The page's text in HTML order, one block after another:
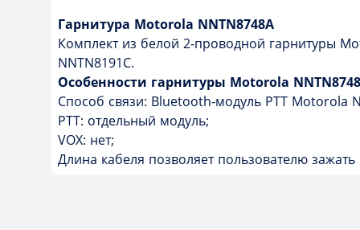
Гарнитура Motorola NNTN8748A
Комплект из белой 2-проводной гарнитуры
NNTN8191C.
Особенности гарнитуры Motorola
Способ связи: Bluetooth-модуль PTT Motorola
PTT: отдельный модуль;
VOX: нет;
Длина кабеля позволяет пользователю